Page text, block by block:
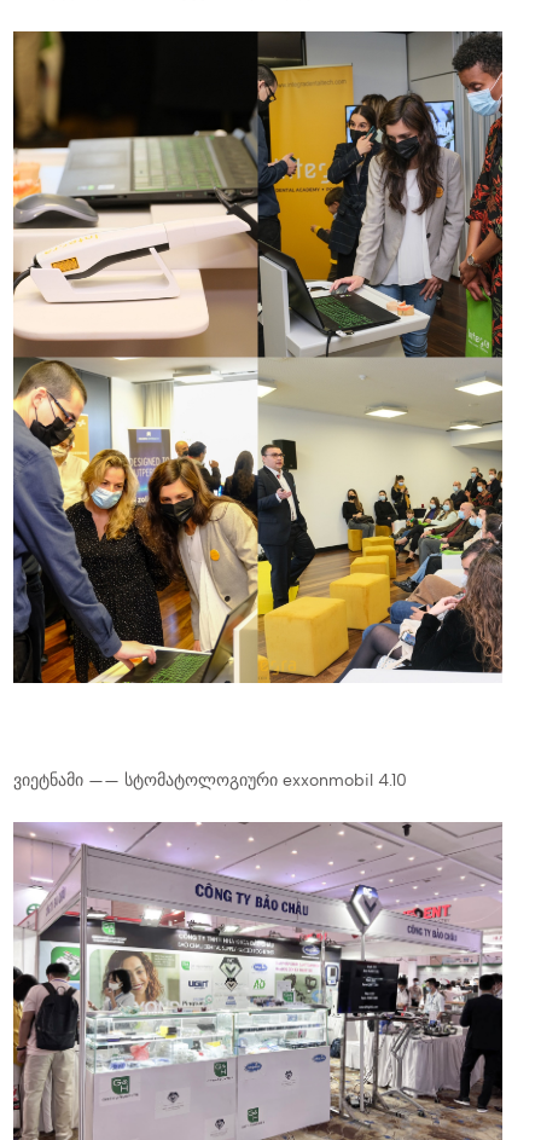
ვიეტნამი —— სტომატოლოგიური exxonmobil 4.10